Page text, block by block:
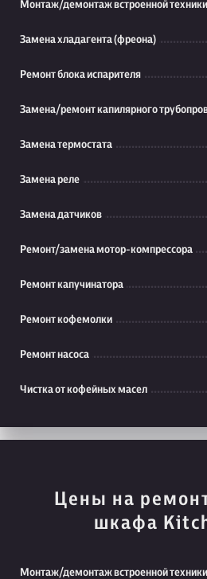
Монтаж/демонтаж встроенной техники
Замена хладагента (фреона)
Ремонт блока испарителя
Замена/ремонт капилярного
Замена термостата
Замена реле
Замена датчиков
Ремонт/замена мотор-компрессора
Ремонт капучинатора
Ремонт кофемолки
Ремонт насоса
Чистка от кофейных масел
Цены на
шкафа
Монтаж/демонтаж встроенной техники